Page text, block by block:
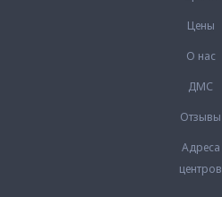
Цены
О нас
ДМС
Отзывы
Адреса
центров